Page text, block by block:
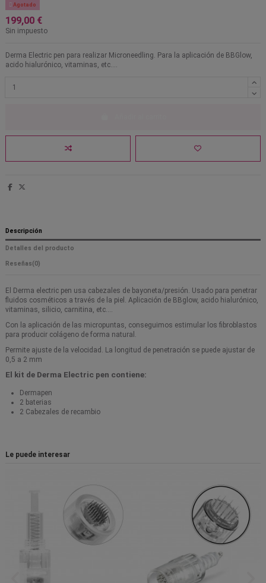
 Agotado
199,00 €
Sin impuesto
Derma Electric pen para realizar Microneedling. Para la aplicación de BBGlow,
acido hialurónico, vitaminas, etc....
Descripción
Detalles del producto
Reseñas(0)
El Derma electric pen usa cabezales de bayoneta/presión. Usado para penetrar
fluidos cosméticos a través de la piel. Aplicación de BBglow, acido hialurónico,
vitaminas, silicio, carnitina, etc....
Con la aplicación de las micropuntas, conseguimos estimular los fibroblastos
para producir colágeno de forma natural.
Permite ajuste de la velocidad. La longitud de penetración se puede ajustar de
0,5 a 2 mm
El kit de Derma Electric pen contiene:
Dermapen
2 baterias
2 Cabezales de recambio
Le puede interesar